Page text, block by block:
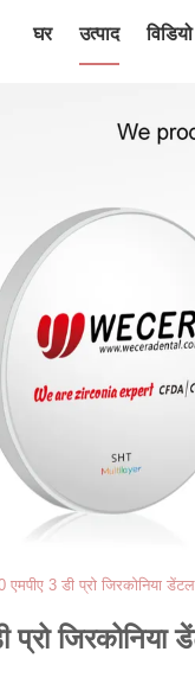
घर उत्पाद विडियो
एमपीए 3 डी प्रो जिरकोनिया
प्रो